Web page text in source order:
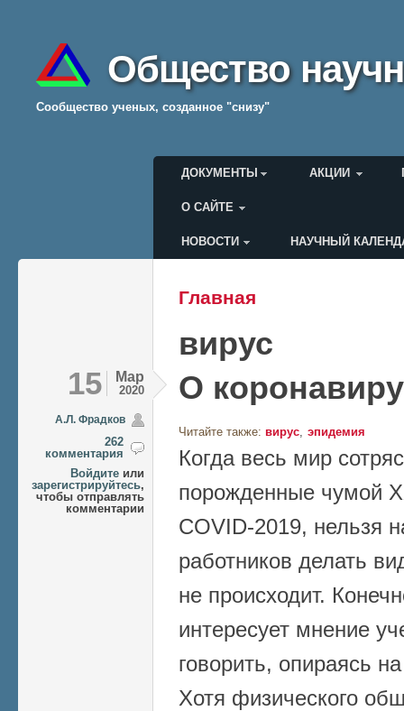
Общество
Cообщество ученых, созданное "снизу"
Главное меню
ДОКУМЕНТЫ АКЦИИ
О САЙТЕ
Меню пользователя
НОВОСТИ НАУЧНЫЙ
Вы здесь
Главная
вирус
15 Мар
2020
А.Л. Фрадков
262
комментария
Войдите или
зарегистрируйтесь,
чтобы отправлять
комментарии
О
Читайте также: вирус эпидемия
Когда весь мир
порожденные чумой
COVID-2019, нельзя
работников делать
не происходит.
интересует мнение
говорить, опираясь
Хотя физического